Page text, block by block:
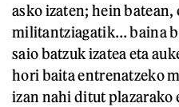
asko izaten; hein
militantziagatik… baina
saio batzuk izatea eta
hori baita entrenatzeko
izan nahi ditut plazarako